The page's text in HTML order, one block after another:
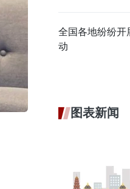
全国各地纷纷开
动
图表新闻